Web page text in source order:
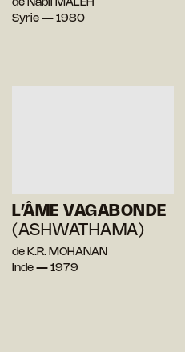
de Nabil MALEH
Syrie — 1980
L’ÂME VAGABONDE
(ASHWATHAMA)
de K.R. MOHANAN
Inde — 1979